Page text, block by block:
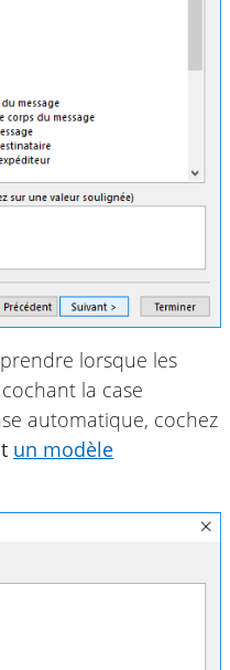
lorsque les
la case
automatique, cochez
un modèle